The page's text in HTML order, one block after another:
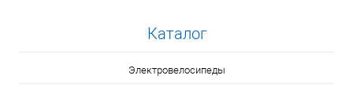
Каталог
Электровелосипеды